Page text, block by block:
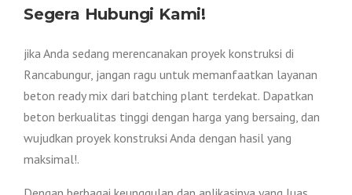
Segera Hubungi Kami!
jika Anda sedang merencanakan proyek konstruksi di
Rancabungur, jangan ragu untuk memanfaatkan layanan
beton ready mix dari batching plant terdekat. Dapatkan
beton berkualitas tinggi dengan harga yang bersaing, dan
wujudkan proyek konstruksi Anda dengan hasil yang
maksimal!.